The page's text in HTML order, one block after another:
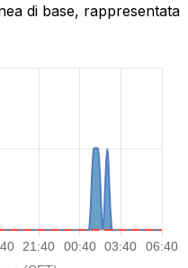
di base, rappresentata